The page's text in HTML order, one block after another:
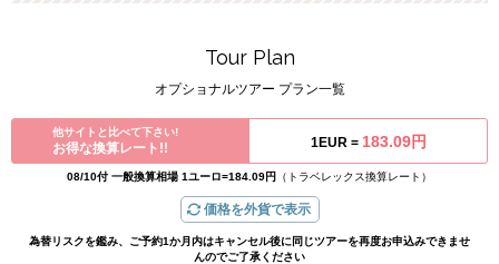
Tour Plan
オプショナルツアー プラン一覧
他サイトと比べて下さい!
お得な換算レート!! 1EUR = 183.09円
08/10付 一般換算相場 1ユーロ=184.09円 （トラベレックス換算レート）
価格を外貨で表示
為替リスクを鑑み、ご予約1か月内はキャンセル後に同じツアーを再度お申込みできませ
んのでご了承ください